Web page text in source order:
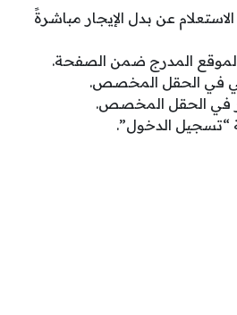
عن بدل الإيجار مباشرةً
المدرج ضمن الصفحة.
في الحقل المخصص.
في الحقل المخصص.
“تسجيل الدخول”.